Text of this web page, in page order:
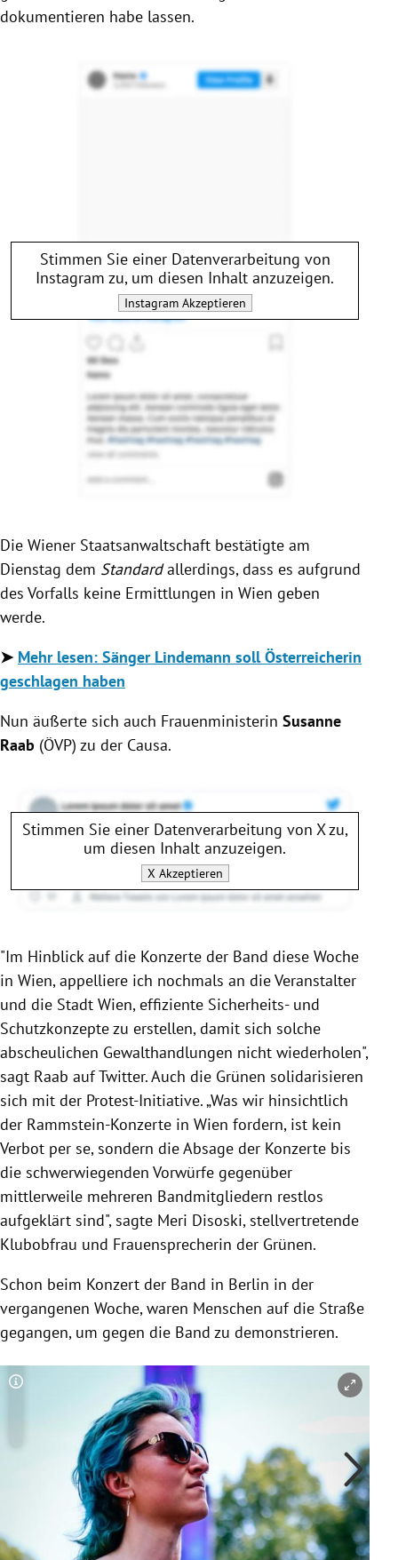
dokumentieren habe lassen.
Stimmen Sie einer Datenverarbeitung von
Instagram zu, um diesen Inhalt anzuzeigen.
InstagramAkzeptieren
Die Wiener Staatsanwaltschaft bestätigte am
Dienstag dem Standardallerdings, dass es aufgrund
des Vorfalls keine Ermittlungen in Wien geben
werde.
➤ Mehr lesen: Sänger Lindemann soll Österreicherin
geschlagen haben
Nun äußerte sich auch Frauenministerin Susanne
Raab (ÖVP) zu der Causa.
Stimmen Sie einer Datenverarbeitung von Xzu,
um diesen Inhalt anzuzeigen.
X Akzeptieren
"Im Hinblick auf die Konzerte der Band diese Woche
in Wien, appelliere ich nochmals an die Veranstalter
und die Stadt Wien, effiziente Sicherheits- und
Schutzkonzepte zu erstellen, damit sich solche
abscheulichen Gewalthandlungen nicht wiederholen",
sagt Raab auf Twitter. Auch die Grünen solidarisieren
sich mit der Protest-Initiative. „Was wir hinsichtlich
der Rammstein-Konzerte in Wien fordern, ist kein
Verbot per se, sondern die Absage der Konzerte bis
die schwerwiegenden Vorwürfe gegenüber
mittlerweile mehreren Bandmitgliedern restlos
aufgeklärt sind", sagte Meri Disoski, stellvertretende
Klubobfrau und Frauensprecherin der Grünen.
Schon beim Konzert der Band in Berlin in der
vergangenen Woche, waren Menschen auf die Straße
gegangen, um gegen die Band zu demonstrieren.
Copyright-Hinweis öffnen/schließen